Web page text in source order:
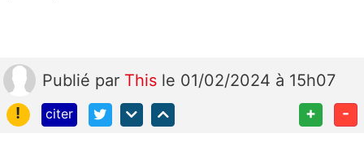
Publié par This le 01/02/2024 à 15h07
!
citer + -